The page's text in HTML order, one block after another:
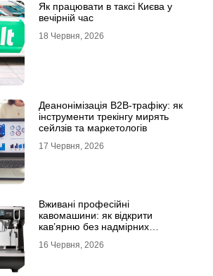
Як працювати в таксі Києва у
вечірній час
18 Червня, 2026
Деанонімізація B2B-трафіку: як
інструменти трекінгу мирять
сейлзів та маркетологів
17 Червня, 2026
Вживані професійні
кавомашини: як відкрити
кав’ярню без надмірних
16 Червня, 2026